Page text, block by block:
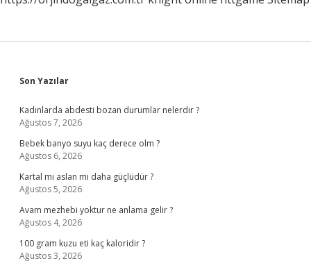
Sidebar
Son Yazılar
Kadınlarda abdesti bozan durumlar nelerdir ?
Ağustos 7, 2026
Bebek banyo suyu kaç derece olm ?
Ağustos 6, 2026
Kartal mı aslan mı daha güçlüdür ?
Ağustos 5, 2026
Avam mezhebi yoktur ne anlama gelir ?
Ağustos 4, 2026
100 gram kuzu eti kaç kaloridir ?
Ağustos 3, 2026